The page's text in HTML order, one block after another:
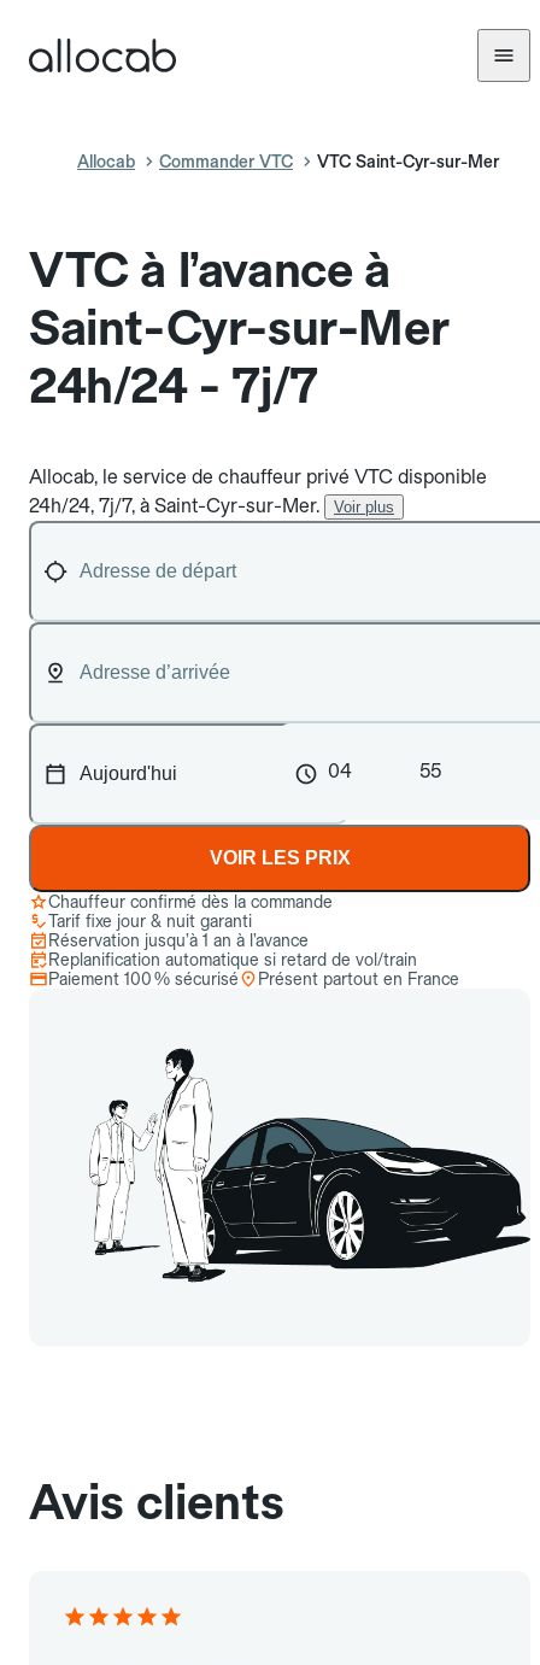
Allocab Commander VTC VTC Saint-Cyr-sur-Mer
VTC à l’avance à
Saint-Cyr-sur-Mer
24h/24 - 7j/7
Allocab, le service de chauffeur privé VTC disponible
24h/24, 7j/7, à Saint-Cyr-sur-Mer.
Voir plus
04 55
VOIR LES PRIX
Chauffeur confirmé dès la commande
Tarif fixe jour & nuit garanti
Réservation jusqu’à 1 an à l’avance
Replanification automatique si retard de vol/train
Paiement 100 % sécurisé
Présent partout en France
Avis clients